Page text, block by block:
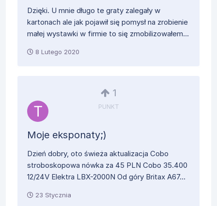
Dzięki. U mnie długo te graty zalegały w
kartonach ale jak pojawił się pomysł na zrobienie
małej wystawki w firmie to się zmobilizowałem...
8 Lutego 2020
1
PUNKT
Moje eksponaty;)
Dzień dobry, oto świeża aktualizacja Cobo
stroboskopowa nówka za 45 PLN Cobo 35.400
12/24V Elektra LBX-2000N Od góry Britax A67...
23 Stycznia